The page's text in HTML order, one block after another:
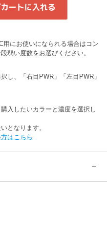
にお使いになられる場合はコン
弱い度数をお選びください。
し、「右目PWR」「左目PWR」
入したいカラーと濃度を選択し
となります。
はこちら